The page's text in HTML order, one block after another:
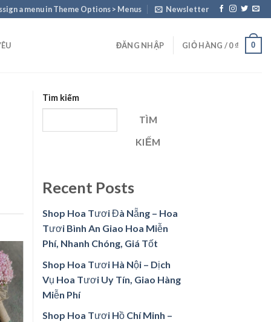
a menu in Theme Options > Menus Newsletter
ĐĂNG NHẬP GIỎ HÀNG /0₫ 0
Tìm kiếm
TÌM
KIẾM
Recent Posts
Shop Hoa Tươi Đà Nẵng – Hoa
Tươi Bình An Giao Hoa Miễn
Phí, Nhanh Chóng, Giá Tốt
Shop Hoa Tươi Hà Nội – Dịch
Vụ Hoa Tươi Uy Tín, Giao Hàng
Miễn Phí
Shop Hoa Tươi Hồ Chí Minh –